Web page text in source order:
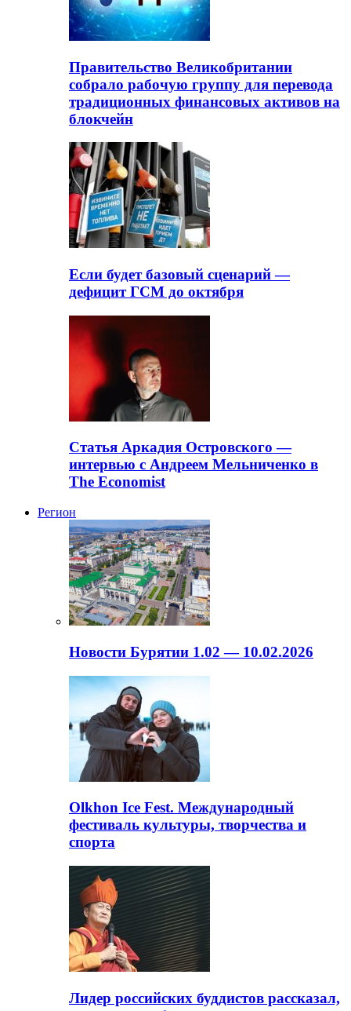
Правительство Великобритании
собрало рабочую группу для перевода
традиционных финансовых активов на
блокчейн
Если будет базовый сценарий —
дефицит ГСМ до октября
Статья Аркадия Островского —
интервью с Андреем Мельниченко в
The Economist
Регион
Новости Бурятии 1.02 — 10.02.2026
Olkhon Ice Fest. Международный
фестиваль культуры, творчества и
спорта
Лидер российских буддистов рассказал,